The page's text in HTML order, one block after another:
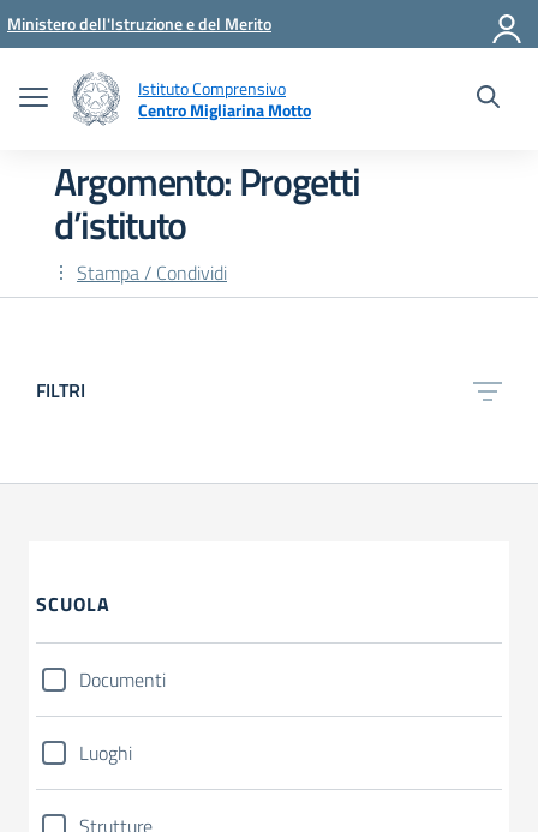
Vai ai contenuti
Vai al menu di navigazione
Vai al footer
Ministero dell'Istruzione e del Merito
Istituto Comprensivo
Centro Migliarina Motto
Argomento: Progetti
d’istituto
Stampa / Condividi
FILTRI
SCUOLA
Documenti
Luoghi
Strutture